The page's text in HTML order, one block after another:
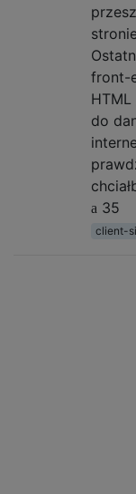
front-
do
35
client-